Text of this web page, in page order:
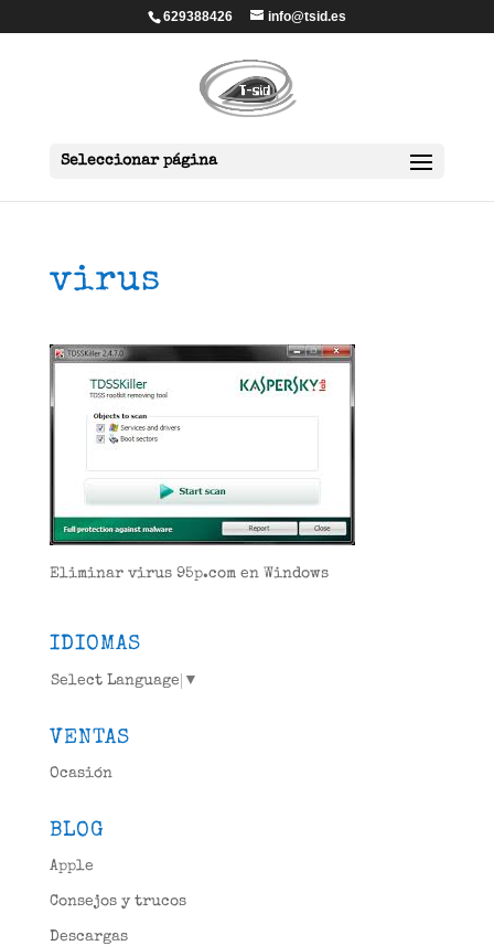
629388426 info@tsid.es
Seleccionar página
virus
Eliminar virus 95p.com en Windows
IDIOMAS
Select Language ▼
VENTAS
Ocasión
BLOG
Apple
Consejos y trucos
Descargas